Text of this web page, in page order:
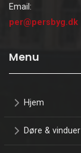
Email:
per@persbyg.dk
Menu
Hjem
Døre & vinduer